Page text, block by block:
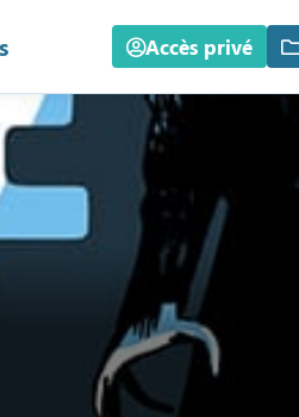
Accès privé